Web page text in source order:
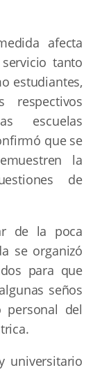
afecta
tanto
estudiantes,
escuelas
que se
la
de
de la poca
se organizó
para que
seños
personal del
universitario